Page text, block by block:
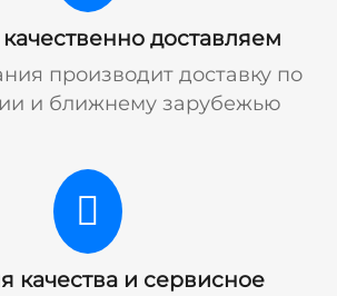
доставляем
производит доставку по
и ближнему зарубежью
качества и сервисное